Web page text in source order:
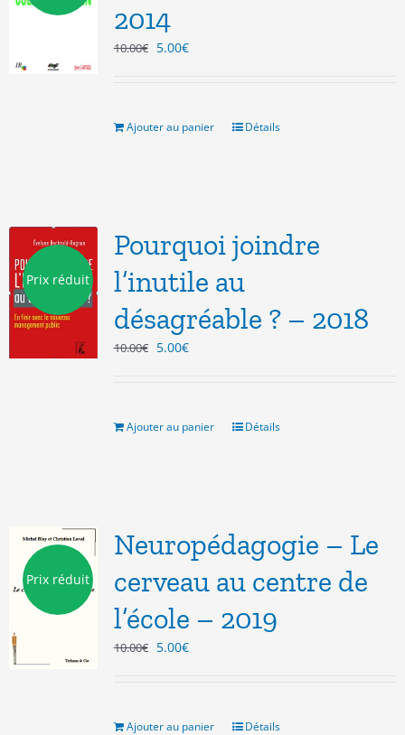
2014
10.00€ Le
10.00€.
5.00€Le
5.00€.
Ajouter au panier Détails
Prix réduit
Pourquoi joindre
l’inutile au
désagréable ? – 2018
10.00€ Le
10.00€.
5.00€Le
5.00€.
Ajouter au panier Détails
Prix réduit
Neuropédagogie – Le
cerveau au centre de
l’école – 2019
10.00€ Le
10.00€.
5.00€Le
5.00€.
Ajouter au panier Détails